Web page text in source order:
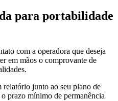
para portabilidade
com a operadora que deseja
em mãos o comprovante de
junto ao seu plano de
prazo mínimo de permanência